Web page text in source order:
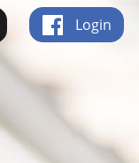
Login